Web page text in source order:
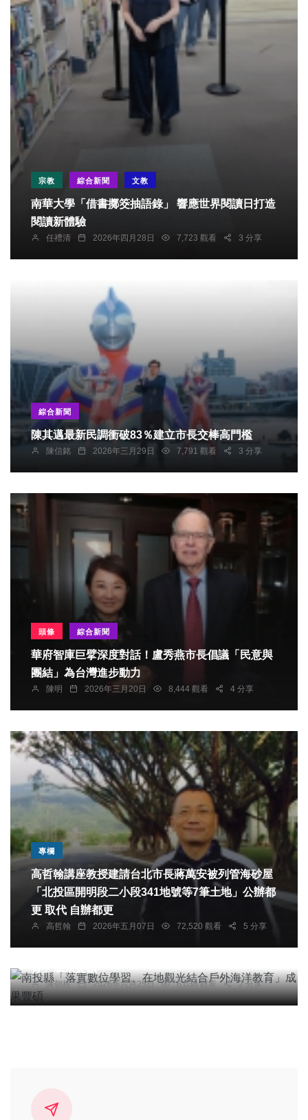
宗教 綜合新聞 文教
南華大學「借書擲筊抽語錄」 響應世界閱讀日打造
閱讀新體驗
任禮清 2026年四月28日 7,723 觀看 3 分享
綜合新聞
陳其邁最新民調衝破83％建立市長交棒高門檻
陳信銘 2026年三月29日 7,791 觀看 3 分享
頭條 綜合新聞
華府智庫巨擘深度對話！盧秀燕市長倡議「民意與
團結」為台灣進步動力
陳明 2026年三月20日 8,444 觀看 4 分享
專欄
高哲翰講座教授建請台北市長蔣萬安被列管海砂屋
「北投區開明段二小段341地號等7筆土地」公辦都
更 取代 自辦都更
高哲翰 2026年五月07日 72,520 觀看 5 分享
科技新知
南投縣「落實數位學習、在地觀光結合戶外海洋教
陳朝枝 2026年六月25日 6,036 觀看 2 分享